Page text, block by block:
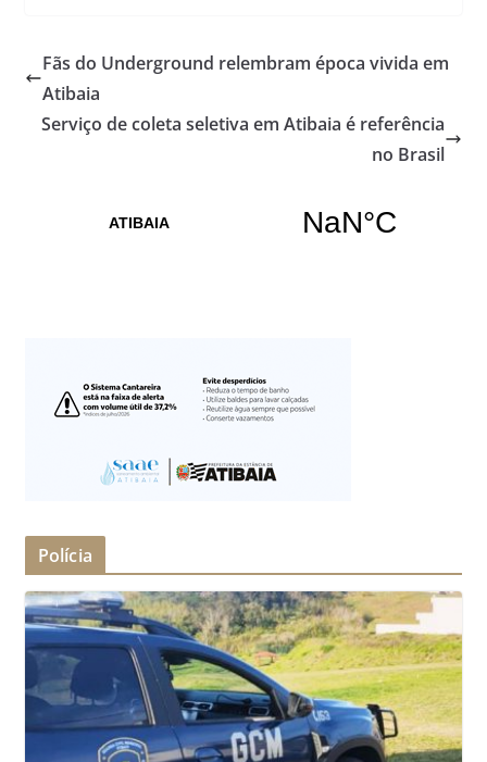
Fãs do Underground relembram época vivida em
Atibaia
Serviço de coleta seletiva em Atibaia é referência
no Brasil
Polícia